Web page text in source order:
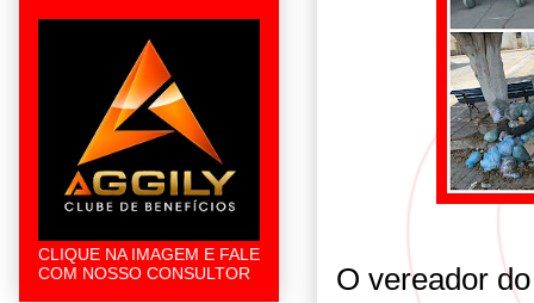
O vereador
CLIQUE NA IMAGEM E FALE
COM NOSSO CONSULTOR